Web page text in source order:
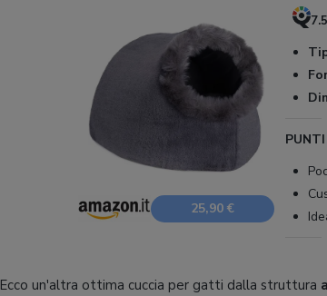
25,90 €
Ecco un'altra ottima cuccia per gatti dalla struttura